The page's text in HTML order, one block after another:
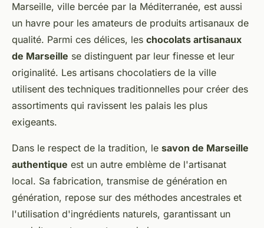
Marseille, ville bercée par la Méditerranée, est aussi
un havre pour les amateurs de produits artisanaux de
qualité. Parmi ces délices, les chocolats artisanaux
de Marseille se distinguent par leur finesse et leur
originalité. Les artisans chocolatiers de la ville
utilisent des techniques traditionnelles pour créer des
assortiments qui ravissent les palais les plus
exigeants.
Dans le respect de la tradition, le savon de Marseille
authentique est un autre emblème de l'artisanat
local. Sa fabrication, transmise de génération en
génération, repose sur des méthodes ancestrales et
l'utilisation d'ingrédients naturels, garantissant un